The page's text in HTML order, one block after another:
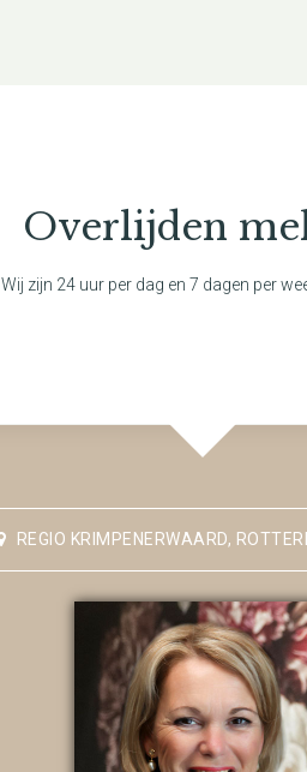
Overlijden
Wij zijn 24 uur per dag en 7 dagen per
REGIO KRIMPENERWAARD,